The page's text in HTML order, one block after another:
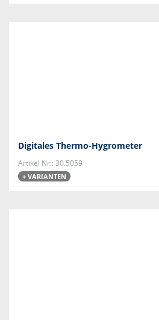
Digitales Thermo-Hygrometer
Artikel Nr.: 30.5059
+ VARIANTEN